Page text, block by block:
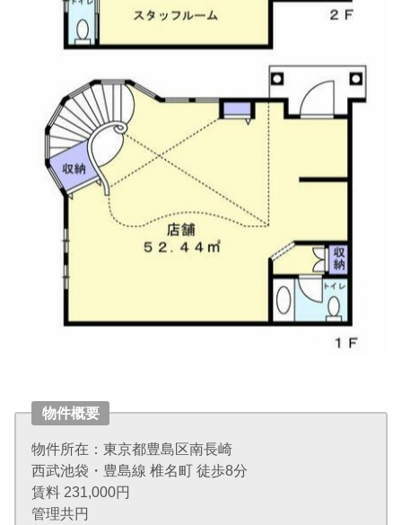
物件概要
物件所在：東京都豊島区南長崎
西武池袋・豊島線 椎名町 徒歩8分
賃料 231,000円
管理共円